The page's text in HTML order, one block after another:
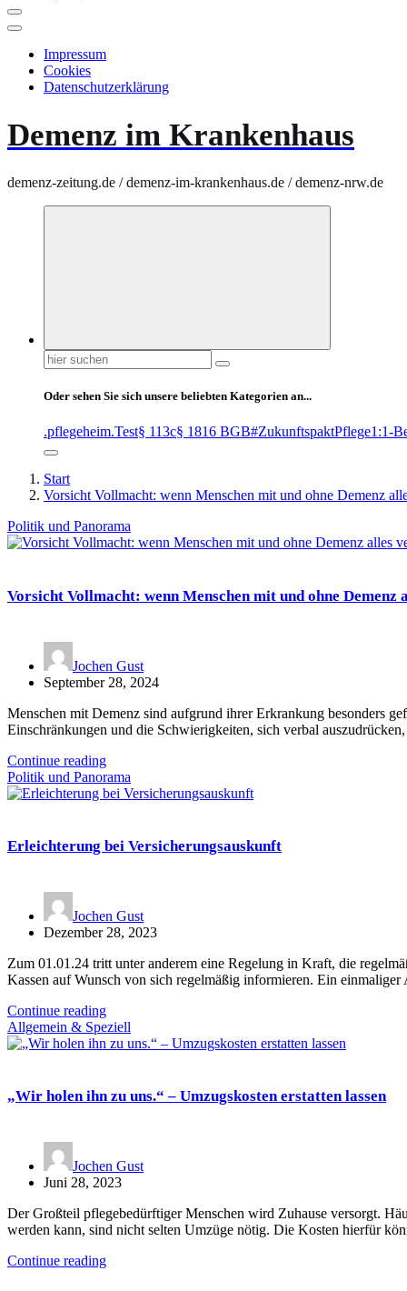
Impressum
Cookies
Datenschutzerklärung
Demenz im Krankenhaus
demenz-zeitung.de / demenz-im-krankenhaus.de / demenz-nrw.de
Suchen
nach:
Oder sehen Sie sich unsere beliebten Kategorien an...
.pflegeheim.Test§ 113c§ 1816 BGB#ZukunftspaktPflege1:1-
Start
Vorsicht Vollmacht: wenn Menschen mit und ohne Demenz
Politik und Panorama
Vorsicht Vollmacht: wenn Menschen mit und ohne Demenz
Jochen Gust
September 28, 2024
Menschen mit Demenz sind aufgrund ihrer Erkrankung besonders
Einschränkungen und die Schwierigkeiten, sich verbal
Continue reading
Politik und Panorama
Erleichterung bei Versicherungsauskunft
Jochen Gust
Dezember 28, 2023
Zum 01.01.24 tritt unter anderem eine Regelung in Kraft, die
Kassen auf Wunsch von sich regelmäßig informieren. Ein
Continue reading
Allgemein & Speziell
„Wir holen ihn zu uns.“ – Umzugskosten erstatten lassen
Jochen Gust
Juni 28, 2023
Der Großteil pflegebedürftiger Menschen wird Zuhause versorgt.
werden kann, sind nicht selten Umzüge nötig. Die Kosten hierfür
Continue reading